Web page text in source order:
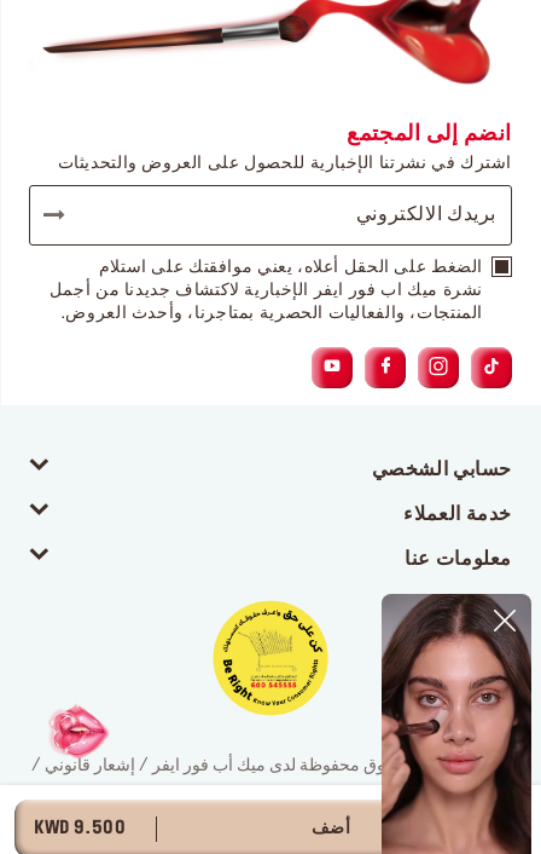
أضف 9.500 KWD
انضم إلى المجتمع
اشترك في نشرتنا الإخبارية للحصول على العروض والتحديثات
الضغط على الحقل أعلاه، يعني موافقتك على استلام
نشرة ميك اب فور ايفر الإخبارية لاكتشاف جديدنا من أجمل
المنتجات، والفعاليات الحصرية بمتاجرنا، وأحدث العروض.
حسابي الشخصي
خدمة العملاء
معلومات عنا
© 2026 جميع الحقوق محفوظة لدى ميك أب فور ايفر / إشعار قانوني /
سياسة الخصوصية